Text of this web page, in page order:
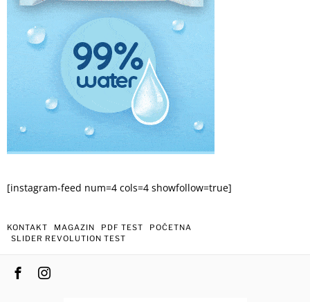
[instagram-feed num=4 cols=4 showfollow=true]
KONTAKT MAGAZIN PDF TEST
POČETNA
SLIDER REVOLUTION TEST